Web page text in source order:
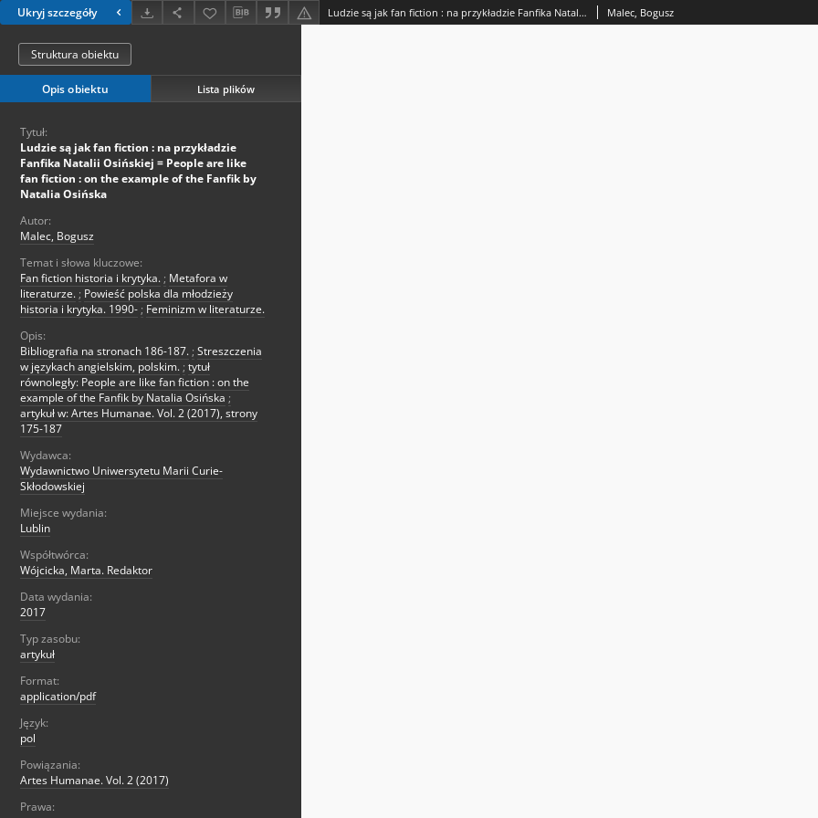
Ukryj szczegóły Ludzie są jak fan fiction : na przykładzie Fanfika Natalii Osińskiej = People are like fan fiction : on the example of the Fanfik by Natalia Osińska Malec, Bogusz
Struktura obiektu
Opis obiektu Lista plików
Tytuł:
Ludzie są jak fan fiction : na przykładzie
Fanfika Natalii Osińskiej = People are like
fan fiction : on the example of the Fanfik by
Natalia Osińska
Autor:
Malec, Bogusz
Temat i słowa kluczowe:
Fan fiction historia i krytyka. ; Metafora w
literaturze. ; Powieść polska dla młodzieży
historia i krytyka. 1990- ; Feminizm w literaturze.
Opis:
Bibliografia na stronach 186-187. ; Streszczenia
w językach angielskim, polskim. ; tytuł
równoległy: People are like fan fiction : on the
example of the Fanfik by Natalia Osińska ;
artykuł w: Artes Humanae. Vol. 2 (2017), strony
175-187
Wydawca:
Wydawnictwo Uniwersytetu Marii Curie-
Skłodowskiej
Miejsce wydania:
Lublin
Współtwórca:
Wójcicka, Marta. Redaktor
Data wydania:
2017
Typ zasobu:
artykuł
Format:
application/pdf
Język:
pol
Powiązania:
Artes Humanae. Vol. 2 (2017)
Prawa: